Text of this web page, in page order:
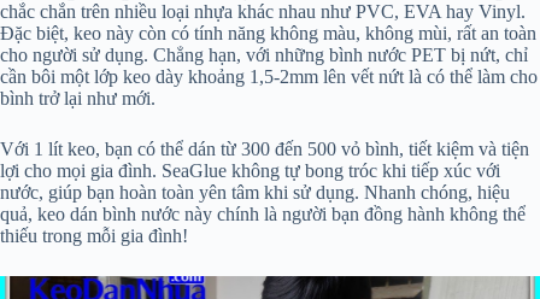
chắc chắn trên nhiều loại nhựa khác nhau như PVC, EVA hay Vinyl.
Đặc biệt, keo này còn có tính năng không màu, không mùi, rất an toàn
cho người sử dụng. Chẳng hạn, với những bình nước PET bị nứt, chỉ
cần bôi một lớp keo dày khoảng 1,5-2mm lên vết nứt là có thể làm cho
bình trở lại như mới.
Với 1 lít keo, bạn có thể dán từ 300 đến 500 vỏ bình, tiết kiệm và tiện
lợi cho mọi gia đình. SeaGlue không tự bong tróc khi tiếp xúc với
nước, giúp bạn hoàn toàn yên tâm khi sử dụng. Nhanh chóng, hiệu
quả, keo dán bình nước này chính là người bạn đồng hành không thể
thiếu trong mỗi gia đình!